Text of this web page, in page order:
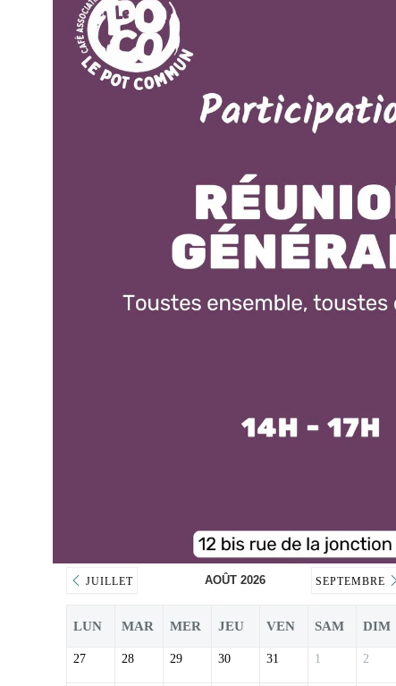
JUILLET AOÛT 2026 SEPTEMBRE
LUN MAR MER JEU VEN SAM DIM
27 28 29 30 31 1 2